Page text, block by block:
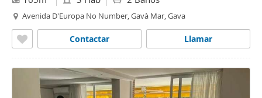
Avenida D'Europa No Number, Gavà Mar, Gava
Llamar
Contactar